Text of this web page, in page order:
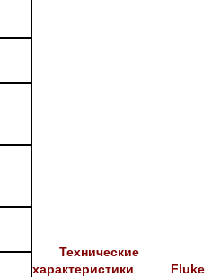
Технические
характеристики Fluke